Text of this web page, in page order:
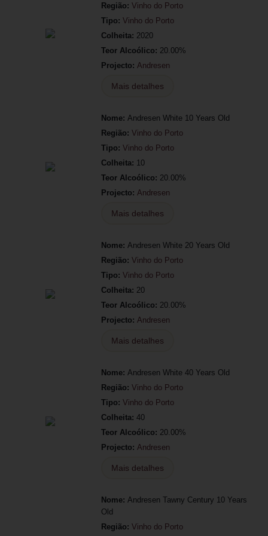
Região: Vinho do Porto
Tipo: Vinho do Porto
Colheita: 2020
Teor Alcoólico: 20.00%
Projecto: Andresen
Mais detalhes
Nome: Andresen White 10 Years Old
Região: Vinho do Porto
Tipo: Vinho do Porto
Colheita: 10
Teor Alcoólico: 20.00%
Projecto: Andresen
Mais detalhes
Nome: Andresen White 20 Years Old
Região: Vinho do Porto
Tipo: Vinho do Porto
Colheita: 20
Teor Alcoólico: 20.00%
Projecto: Andresen
Mais detalhes
Nome: Andresen White 40 Years Old
Região: Vinho do Porto
Tipo: Vinho do Porto
Colheita: 40
Teor Alcoólico: 20.00%
Projecto: Andresen
Mais detalhes
Nome: Andresen Tawny Century 10 Years
Old
Região: Vinho do Porto